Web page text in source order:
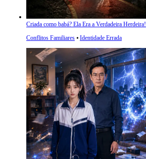
Criada como babá? Ela Era a Verdadeira Herdeira!
Conflitos Familiares ⦁ Identidade Errada